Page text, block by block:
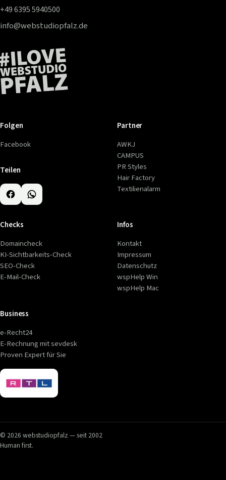
+49 6395 5940500
info@webstudiopfalz.de
Folgen
Facebook
Teilen
Partner
AWKJ
CAMPUS
PR Styles
Hair Factory
Textilienalarm
Checks
Domaincheck
KI-Sichtbarkeits-Check
SEO-Check
E-Mail-Check
Infos
Kontakt
Impressum
Datenschutz
wspHelp Win
wspHelp Mac
Business
e-Recht24
E-Rechnung mit sevdesk
Proven Expert für Sie
© 2026 webstudiopfalz — seit 2002
Human first.